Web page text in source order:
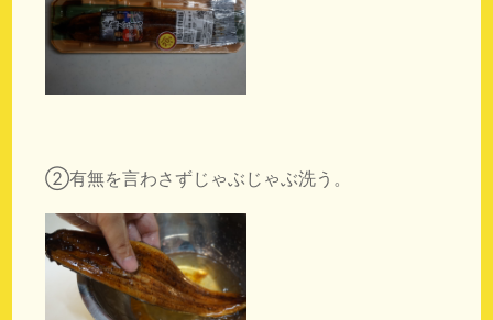
②有無を言わさずじゃぶじゃぶ洗う。